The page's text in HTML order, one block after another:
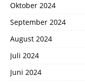
Oktober 2024
September 2024
August 2024
Juli 2024
Juni 2024